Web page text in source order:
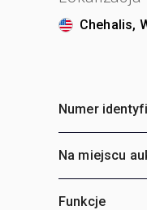
Chehalis,
Numer
Na miejscu
Funkcje